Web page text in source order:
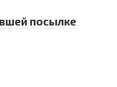
посылке